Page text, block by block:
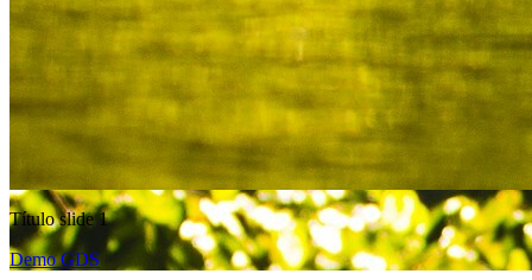
Título slide 1
Demo GDS